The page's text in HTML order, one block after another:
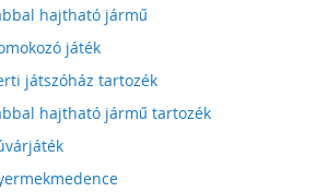
hajtható jármű
játék
játszóház tartozék
hajtható jármű tartozék